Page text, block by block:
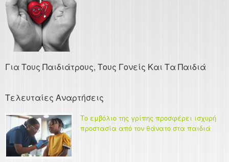
Για Τους Παιδιάτρους, Τους Γονείς Και Τα Παιδιά
Τελευταίες Αναρτήσεις
Το εμβόλιο της γρίπης προσφέρει ισχυρή
προστασία από τον θάνατο στα παιδιά